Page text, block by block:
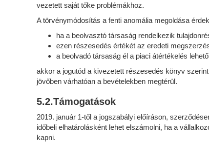
vezetett saját tőke problémákhoz.
A törvénymódosítás a fenti anomália megoldása
ha a beolvasztó társaság rendelkezik
ezen részesedés értékét az eredeti
a beolvadó társaság él a piaci átértékelés
akkor a jogutód a kivezetett részesedés könyv
jövőben várhatóan a bevételekben megtérül.
5.2.Támogatások
2019. január 1-től a jogszabályi előíráson,
időbeli elhatárolásként lehet elszámolni, ha a
kapni.